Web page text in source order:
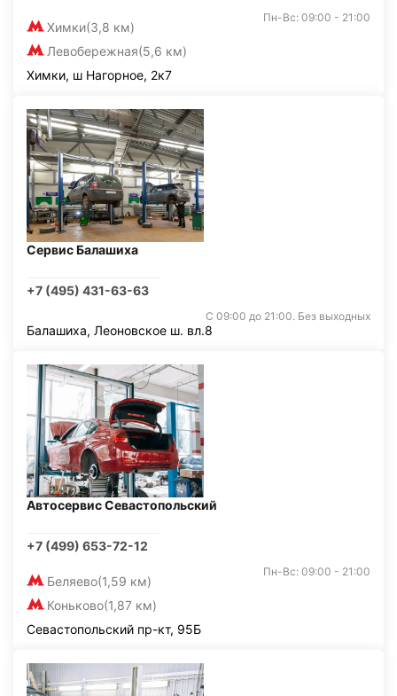
Химки(3,8 км)
Левобережная(5,6 км)
Пн-Вс: 09:00 - 21:00
Химки, ш Нагорное, 2к7
Сервис Балашиха
+7 (495) 431-63-63
С 09:00 до 21:00. Без выходных
Балашиха, Леоновское ш. вл.8
Автосервис Севастопольский
+7 (499) 653-72-12
Беляево(1,59 км)
Коньково(1,87 км)
Пн-Вс: 09:00 - 21:00
Севастопольский пр-кт, 95Б